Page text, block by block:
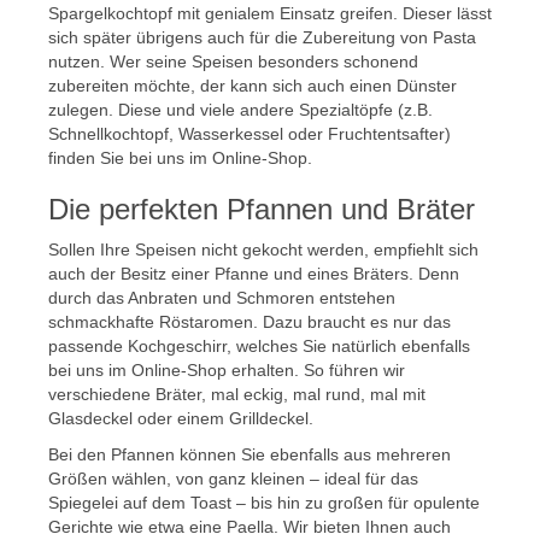
Spargelkochtopf mit genialem Einsatz greifen. Dieser lässt
sich später übrigens auch für die Zubereitung von Pasta
nutzen. Wer seine Speisen besonders schonend
zubereiten möchte, der kann sich auch einen Dünster
zulegen. Diese und viele andere Spezialtöpfe (z.B.
Schnellkochtopf, Wasserkessel oder Fruchtentsafter)
finden Sie bei uns im Online-Shop.
Die perfekten Pfannen und Bräter
Sollen Ihre Speisen nicht gekocht werden, empfiehlt sich
auch der Besitz einer Pfanne und eines Bräters. Denn
durch das Anbraten und Schmoren entstehen
schmackhafte Röstaromen. Dazu braucht es nur das
passende Kochgeschirr, welches Sie natürlich ebenfalls
bei uns im Online-Shop erhalten. So führen wir
verschiedene Bräter, mal eckig, mal rund, mal mit
Glasdeckel oder einem Grilldeckel.
Bei den Pfannen können Sie ebenfalls aus mehreren
Größen wählen, von ganz kleinen – ideal für das
Spiegelei auf dem Toast – bis hin zu großen für opulente
Gerichte wie etwa eine Paella. Wir bieten Ihnen auch